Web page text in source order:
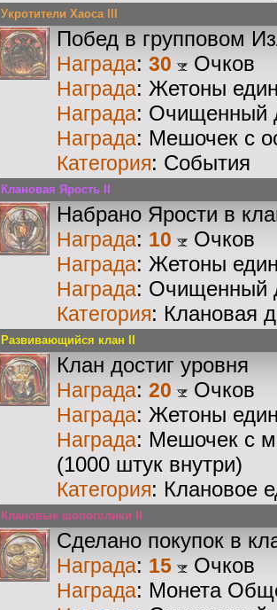
Укротители Хаоса III
Побед в групповом
Награда: 30 Очков
Награда: Жетоны
Награда: Очищенный
Награда: Мешочек с
Категория: События
Клановая Ярость II
Набрано Ярости в
Награда: 10 Очков
Награда: Жетоны
Награда: Очищенный
Категория: Клановая
Развивающийся клан II
Клан достиг уровня
Награда: 20 Очков
Награда: Жетоны
Награда: Мешочек с
(1000 штук внутри)
Категория: Клановое
Клановые шопоголики II
Сделано покупок в
Награда: 15 Очков
Награда: Монета